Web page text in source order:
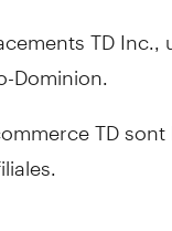
TD Inc.,
TD